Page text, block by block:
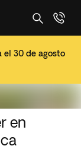
el 30 de agosto
en